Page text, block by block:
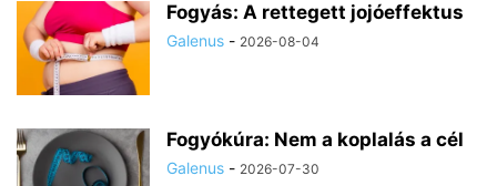
Fogyás: A rettegett jojóeffektus
Galenus - 2026-08-04
Fogyókúra: Nem a koplalás a cél
Galenus - 2026-07-30